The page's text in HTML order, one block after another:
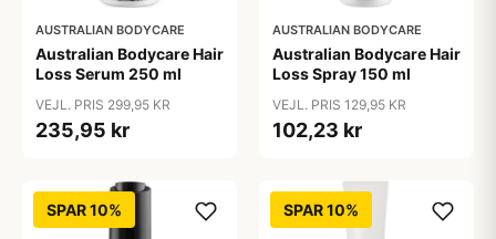
AUSTRALIAN BODYCARE
Australian Bodycare Hair
Loss Serum 250 ml
VEJL. PRIS 299,95 KR
235,95 kr
AUSTRALIAN BODYCARE
Australian Bodycare Hair
Loss Spray 150 ml
VEJL. PRIS 129,95 KR
102,23 kr
SPAR 10% SPAR 10%